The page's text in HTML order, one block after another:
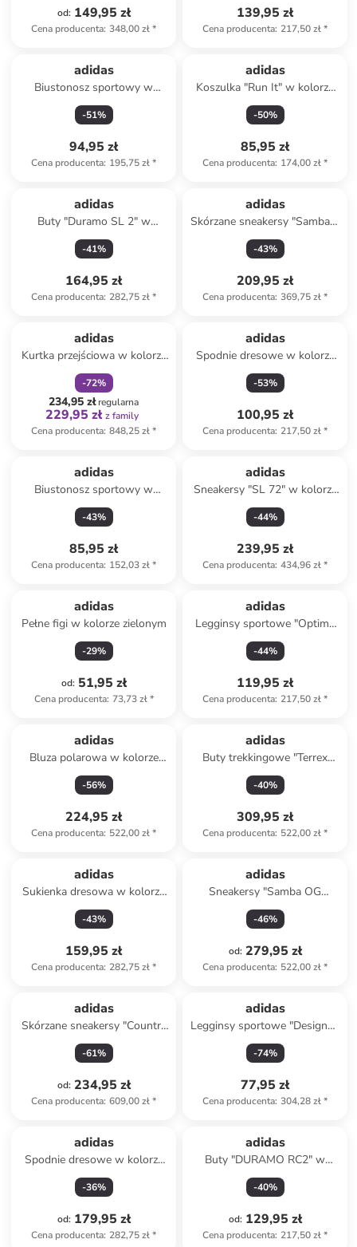
od: 149,95 zł
Cena producenta: 348,00 zł*
139,95 zł
Cena producenta: 217,50 zł*
adidas
Biustonosz sportowy w
kolorze czarnym
-51%
94,95 zł
Cena producenta: 195,75 zł*
adidas
Koszulka "Run It" w kolorze
antracytowo-czarnym do
biegania
-50%
85,95 zł
Cena producenta: 174,00 zł*
adidas
Buty "Duramo SL 2" w
kolorze fioletowym do
biegania
-41%
164,95 zł
Cena producenta: 282,75 zł*
adidas
Skórzane sneakersy "Sambae"
w kolorze białym
-43%
209,95 zł
Cena producenta: 369,75 zł*
adidas
Kurtka przejściowa w kolorze
beżowym
-72%
234,95 złregularna
229,95 zł z family
Cena producenta: 848,25 zł*
adidas
Spodnie dresowe w kolorze
czerwonym
-53%
100,95 zł
Cena producenta: 217,50 zł*
adidas
Biustonosz sportowy w
kolorze zielonym
-43%
85,95 zł
Cena producenta: 152,03 zł*
adidas
Sneakersy "SL 72" w kolorze
turkusowym
-44%
239,95 zł
Cena producenta: 434,96 zł*
adidas
Pełne figi w kolorze zielonym
-29%
od: 51,95 zł
Cena producenta: 73,73 zł*
adidas
Legginsy sportowe "Optime
Essentials" w kolorze
niebieskim
-44%
119,95 zł
Cena producenta: 217,50 zł*
adidas
Bluza polarowa w kolorze
beżowym
-56%
224,95 zł
Cena producenta: 522,00 zł*
adidas
Buty trekkingowe "Terrex
Trailmaker 2 GTX" w kolorze
szarym
-40%
309,95 zł
Cena producenta: 522,00 zł*
adidas
Sukienka dresowa w kolorze
czarnym
-43%
159,95 zł
Cena producenta: 282,75 zł*
adidas
Sneakersy "Samba OG
Maroon Rich" w kolorze
fioletowym
-46%
od: 279,95 zł
Cena producenta: 522,00 zł*
adidas
Skórzane sneakersy "Country
Japan" w kolorze srebrnym
-61%
od: 234,95 zł
Cena producenta: 609,00 zł*
adidas
Legginsy sportowe "Designed
4 Training" w kolorze
różowym
-74%
77,95 zł
Cena producenta: 304,28 zł*
adidas
Spodnie dresowe w kolorze
pomarańczowym
-36%
od: 179,95 zł
Cena producenta: 282,75 zł*
adidas
Buty "DURAMO RC2" w
kolorze fioletowo-żółtym do
biegania
-40%
od: 129,95 zł
Cena producenta: 217,50 zł*